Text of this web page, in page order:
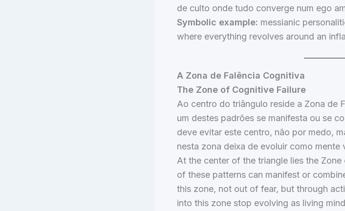
de culto onde tudo converge num ego
Symbolic example: messianic
where everything revolves around an
A Zona de Falência Cognitiva
The Zone of Cognitive Failure
Ao centro do triângulo reside a Zona de
um destes padrões se manifesta ou se
deve evitar este centro, não por medo,
nesta zona deixa de evoluir como mente
At the center of the triangle lies the
of these patterns can manifest or
this zone, not out of fear, but through
into this zone stop evolving as living